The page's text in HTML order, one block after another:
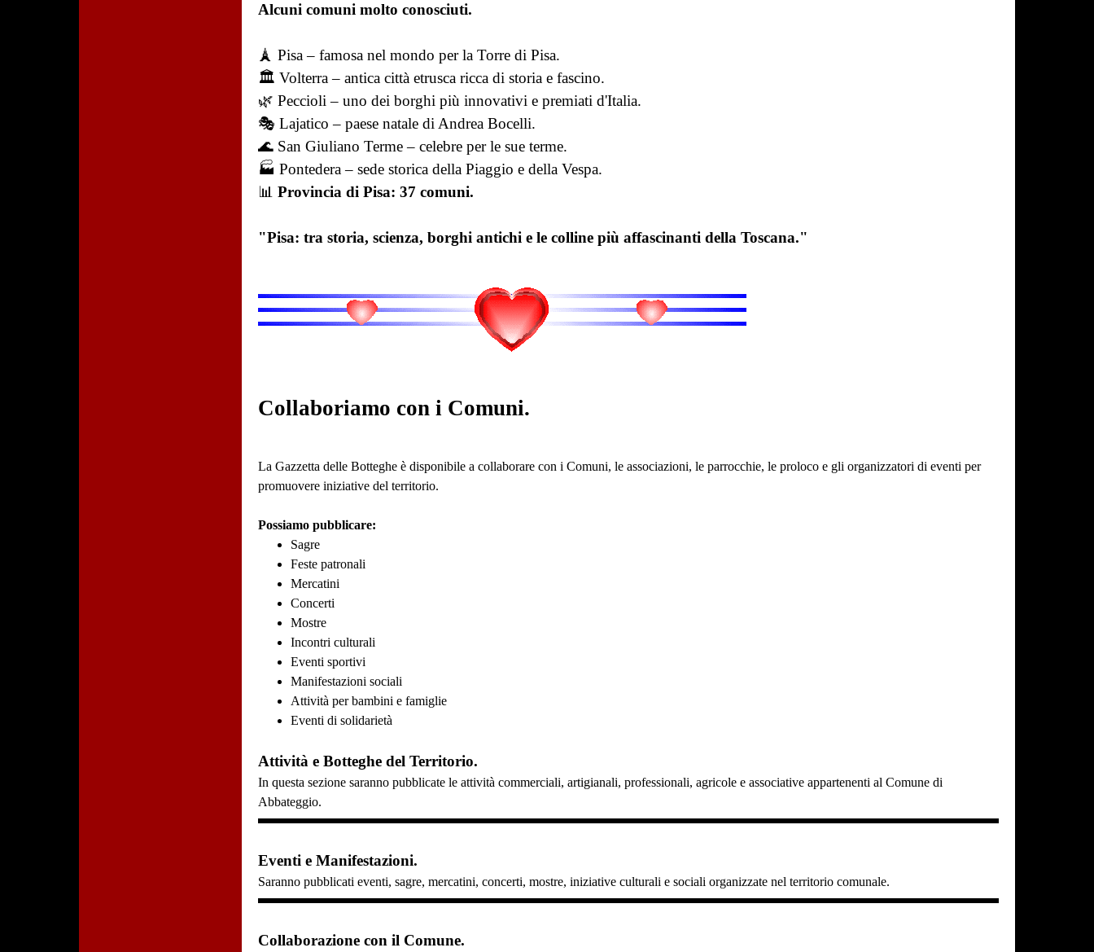
Alcuni comuni molto conosciuti.
🗼 Pisa – famosa nel mondo per la Torre di Pisa.
🏛️ Volterra – antica città etrusca ricca di storia e fascino.
🌿 Peccioli – uno dei borghi più innovativi e premiati d'Italia.
🎭 Lajatico – paese natale di Andrea Bocelli.
🌊 San Giuliano Terme – celebre per le sue terme.
🏭 Pontedera – sede storica della Piaggio e della Vespa.
📊Provincia di Pisa: 37 comuni.
"Pisa: tra storia, scienza, borghi antichi e le colline più affascinanti della Toscana."
Collaboriamo con i Comuni.
La Gazzetta delle Botteghe è disponibile a collaborare con i Comuni, le associazioni, le parrocchie, le proloco e gli organizzatori di eventi per
promuovere iniziative del territorio.
Possiamo pubblicare:
Sagre
Feste patronali
Mercatini
Concerti
Mostre
Incontri culturali
Eventi sportivi
Manifestazioni sociali
Attività per bambini e famiglie
Eventi di solidarietà
Attività e Botteghe del Territorio.
In questa sezione saranno pubblicate le attività commerciali, artigianali, professionali, agricole e associative appartenenti al Comune di
Abbateggio.
Eventi e Manifestazioni.
Saranno pubblicati eventi, sagre, mercatini, concerti, mostre, iniziative culturali e sociali organizzate nel territorio comunale.
Collaborazione con il Comune.